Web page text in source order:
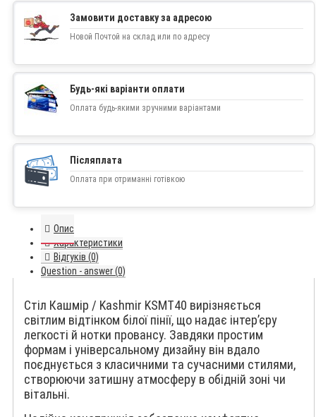
Замовити доставку за адресою
Новой Почтой на склад или по адресу
Будь-які варіанти оплати
Оплата будь-якими зручними варіантами
Післяплата
Оплата при отриманні готівкою
Опис
Характеристики
Відгуків (0)
Question - answer (0)
Стіл Кашмір / Kashmir KSMT40 вирізняється
світлим відтінком білої пінії, що надає інтер’єру
легкості й нотки провансу. Завдяки простим
формам і універсальному дизайну він вдало
поєднується з класичними та сучасними стилями,
створюючи затишну атмосферу в обідній зоні чи
вітальні.